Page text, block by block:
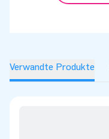
Verwandte Produkte